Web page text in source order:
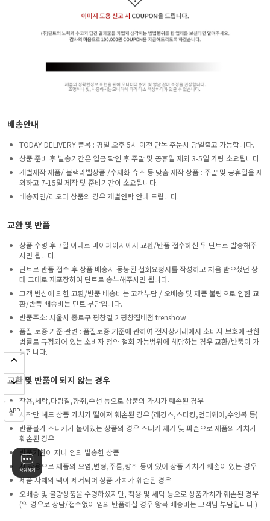
APP
배송안내
TODAY DELIVERY 품목 : 평일 오후 5시 이전 단독 주문시 당일출고 가능합니다.
상품 준비 후 발송기간은 입금 확인 후 주말 및 공휴일 제외 3-5일 가량 소요됩니다.
개별제작 제품/ 블랙라벨상품 /수제화 슈즈 등 맞춤 제작 상품 : 주말 및 공휴일을 제
외하고 7-15일 제작 및 준비기간이 소요됩니다.
배송지연/리오더 상품의 경우 개별연락 안내 드립니다.
교환 및 반품
상품 수령 후 7일 이내로 마이페이지에서 교환/반품 접수하신 뒤 딘트로 발송해주
시면 됩니다.
딘트로 반품 접수 후 상품 배송시 동봉된 철회요청서를 작성하고 처음 받으셨던 상
태 그대로 재포장하여 딘트로 송부해주시면 됩니다.
고객 변심에 의한 교환/반품 배송비는 고객부담 / 오배송 및 제품 불량으로 인한 교
환/반품 배송비는 딘트 부담입니다.
반품주소: 서울시 종로구 평창길 2 평창집배점 trenshow
품질 보증 기준 관련 : 품질보증 기준에 관하여 전자상거래에서 소비자 보호에 관한
법률로 규정되어 있는 소비자 청약 철회 가능범위에 해당하는 경우 교환/반품이 가
능합니다.
교환 및 반품이 되지 않는 경우
착용,세탁,다림질,향취,수선 등으로 상품의 가치가 훼손된 경우
시착만 해도 상품 가치가 떨어져 훼손된 경우 (레깅스,스타킹,언더웨어,수영복 등)
반품불가 스티커가 붙어있는 상품의 경우 스티커 제거 및 파손으로 제품의 가치가
훼손된 경우
반품기한이 지나 임의 발송한 상품
시 착용으로 제품의 오염,변형,주름,향취 등이 있어 상품 가치가 훼손이 있는 경우
제품 자체의 택이 제거되어 상품 가치가 훼손된 경우
오배송 및 불량상품을 수령하셨지만, 착용 및 세탁 등으로 상품가치가 훼손된 경우
(위 경우로 상담/접수없이 임의 반품하실 경우 왕복 배송비는 고객님 부담입니다.)